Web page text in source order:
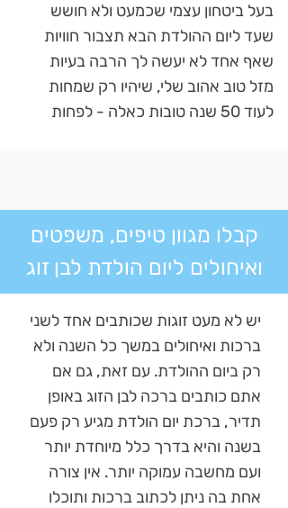
בעל ביטחון עצמי שכמעט ולא חושש
שעד ליום ההולדת הבא תצבור חוויות
שאף אחד לא יעשה לך הרבה בעיות
מזל טוב אהוב שלי, שיהיו רק שמחות
לעוד 50 שנה טובות כאלה - לפחות
קבלו מגוון טיפים, משפטים
ואיחולים ליום הולדת לבן זוג
יש לא מעט זוגות שכותבים אחד לשני
ברכות ואיחולים במשך כל השנה ולא
רק ביום ההולדת. עם זאת, גם אם
אתם כותבים ברכה לבן הזוג באופן
תדיר, ברכת יום הולדת מגיע רק פעם
בשנה והיא בדרך כלל מיוחדת יותר
ועם מחשבה עמוקה יותר. אין צורה
אחת בה ניתן לכתוב ברכות ותוכלו